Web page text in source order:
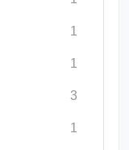
1
1
3
1